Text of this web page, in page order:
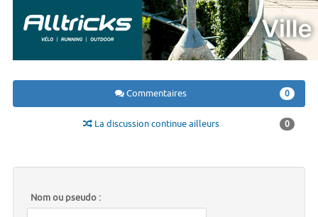
Commentaires 0
La discussion continue ailleurs 0
Nom ou pseudo :